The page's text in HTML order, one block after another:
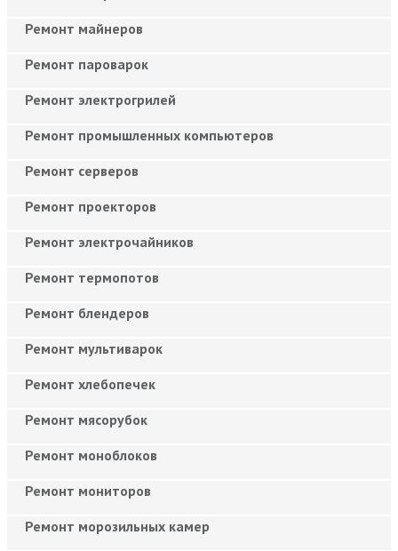
Ремонт майнеров
Ремонт пароварок
Ремонт электрогрилей
Ремонт промышленных компьютеров
Ремонт серверов
Ремонт проекторов
Ремонт электрочайников
Ремонт термопотов
Ремонт блендеров
Ремонт мультиварок
Ремонт хлебопечек
Ремонт мясорубок
Ремонт моноблоков
Ремонт мониторов
Ремонт морозильных камер